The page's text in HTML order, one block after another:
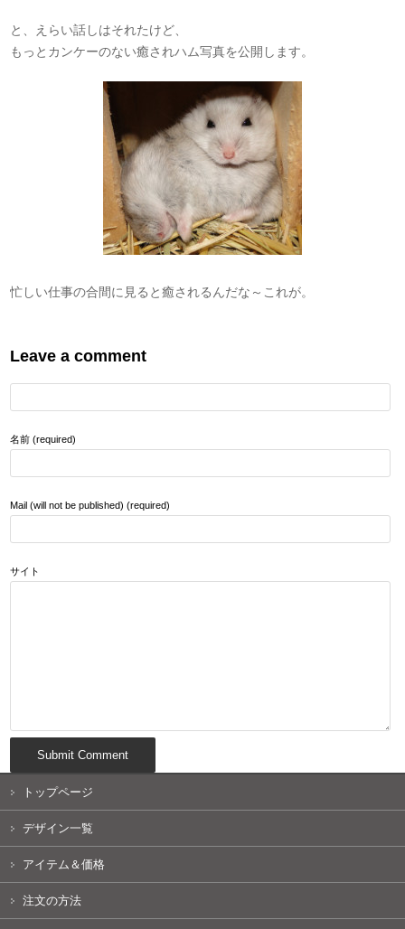
と、えらい話しはそれたけど、
もっとカンケーのない癒されハム写真を公開します。
忙しい仕事の合間に見ると癒されるんだな～これが。
Leave a comment
名前 (required)
Mail (will not be published) (required)
サイト
トップページ
デザイン一覧
アイテム＆価格
注文の方法